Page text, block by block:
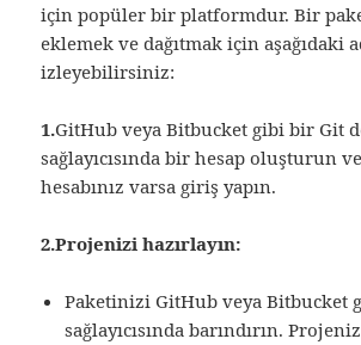
için popüler bir platformdur. Bir
eklemek ve dağıtmak için aşağıdaki
izleyebilirsiniz:
1.GitHub veya Bitbucket gibi bir Git
sağlayıcısında bir hesap oluşturun
hesabınız varsa giriş yapın.
2.Projenizi hazırlayın:
Paketinizi GitHub veya Bitbucket
sağlayıcısında barındırın.